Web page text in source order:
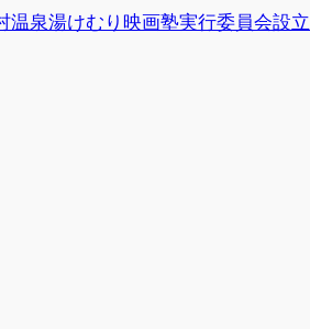
温泉湯けむり映画塾実行委員会設立